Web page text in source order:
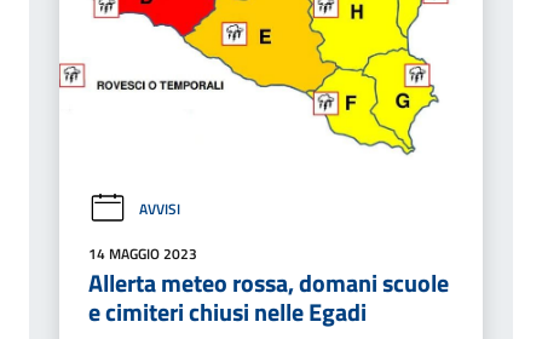
AVVISI
14 MAGGIO 2023
Allerta meteo rossa, domani scuole
e cimiteri chiusi nelle Egadi